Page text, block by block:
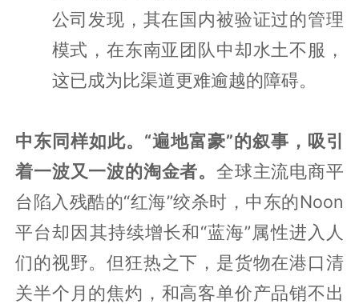
公司发现，其在国内被验证过的管理
模式，在东南亚团队中却水土不服，
这已成为比渠道更难逾越的障碍。
中东同样如此。“遍地富豪”的叙事，吸引
着一波又一波的淘金者。全球主流电商平
台陷入残酷的“红海”绞杀时，中东的Noon
平台却因其持续增长和“蓝海”属性进入人
们的视野。但狂热之下，是货物在港口清
关半个月的焦灼，和高客单价产品销不出